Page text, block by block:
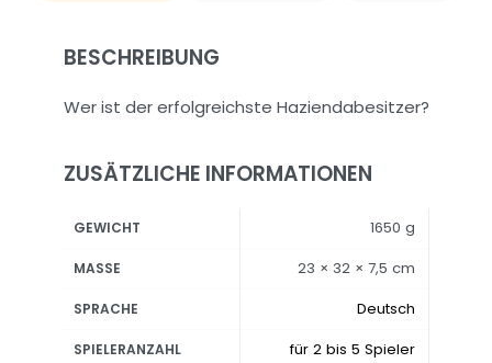
BESCHREIBUNG
Wer ist der erfolgreichste Haziendabesitzer?
ZUSÄTZLICHE INFORMATIONEN
GEWICHT 1650 g
MASSE 23 × 32 × 7,5 cm
SPRACHE Deutsch
SPIELERANZAHL für 2 bis 5 Spieler